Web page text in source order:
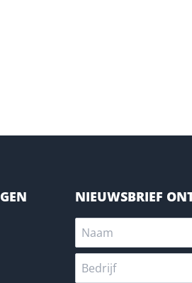
NIEUWSBRIEF